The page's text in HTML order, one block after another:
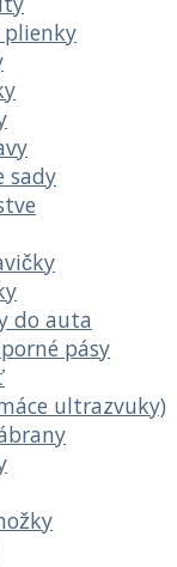
plienky
sady
do auta
pásy
ultrazvuky)